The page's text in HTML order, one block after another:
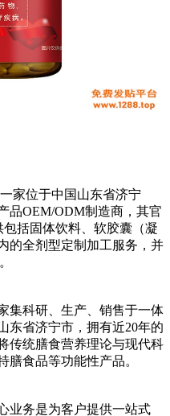
家位于中国山东省济宁
品OEM/ODM制造商，其官
包括固体饮料、软胶囊（凝
的全剂型定制加工服务，并
集科研、生产、销售于一体
东省济宁市，拥有近20年的
传统膳食营养理论与现代科
膳食品等功能性产品。
业务是为客户提供一站式